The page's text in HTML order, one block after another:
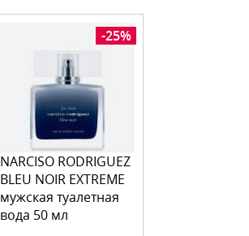
-25%
NARCISO RODRIGUEZ
BLEU NOIR EXTREME
мужская туалетная
вода 50 мл